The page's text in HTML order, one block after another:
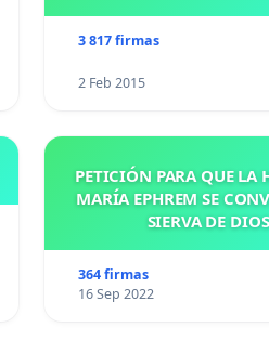
3 817 firmas
2 Feb 2015
PETICIÓN PARA QUE LA
MARÍA EPHREM SE
SIERVA DE DIOS
364 firmas
16 Sep 2022